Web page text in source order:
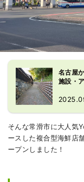
名古屋
施設・
そんな常滑市に大人気
ースした複合型海鮮店
ープンしました！